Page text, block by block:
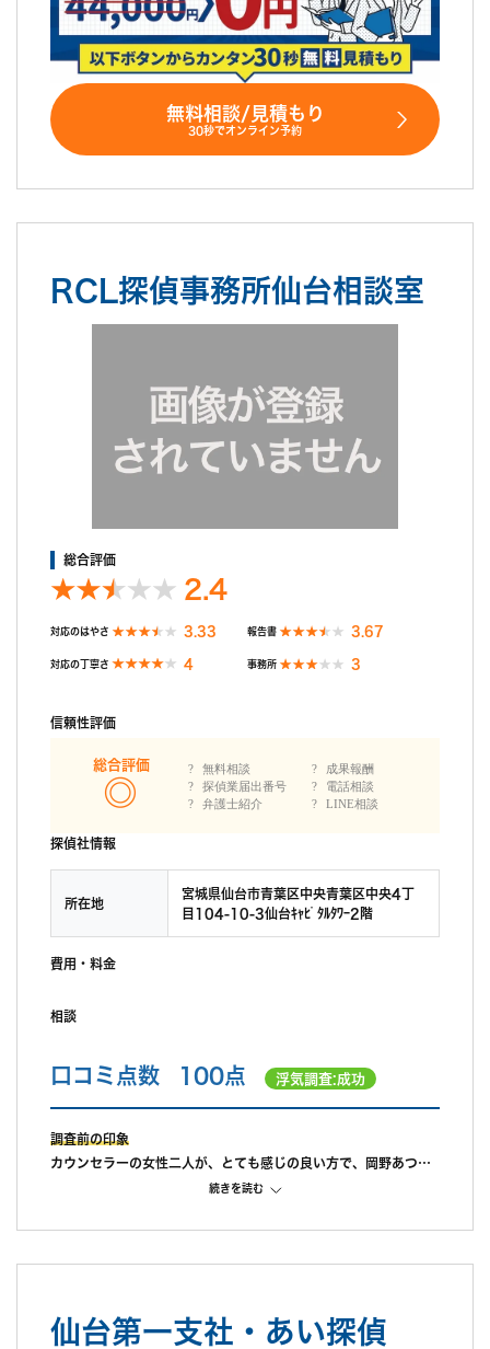
無料相談/見積もり
30秒でオンライン予約
RCL探偵事務所仙台相談室
総合評価
2.4
対応のはやさ 3.33 報告書 3.67
対応の丁寧さ 4 事務所 3
信頼性評価
総合評価
無料相談
探偵業届出番号
弁護士紹介
成果報酬
電話相談
LINE相談
探偵社情報
所在地
宮城県仙台市青葉区中央青葉区中央4丁
目104-10-3仙台ｷｬﾋﾟﾀﾙﾀﾜｰ2階
費用・料金
相談
口コミ点数 100点 浮気調査:成功
調査前の印象
カウンセラーの女性二人が、とても感じの良い方で、岡野あつこ
さんの離婚カウンセラーの資格をお持でしたので、話がとてもス
実際に調査にあたる方も説明に来てくれて、機材を見せてくれた
した。
続きを読む
仙台第一支社・あい探偵